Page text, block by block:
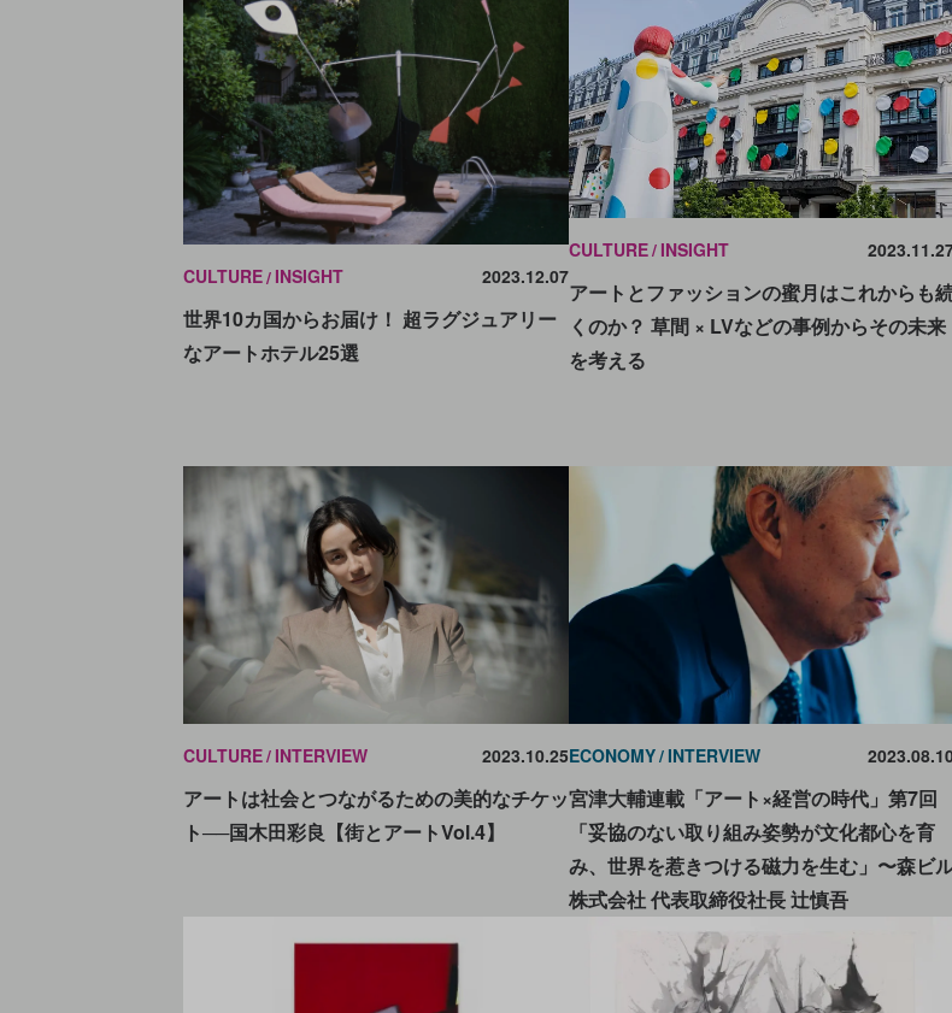
CULTURE INSIGHT 2023.12.07
世界10カ国からお届け！ 超ラグジュアリー
なアートホテル25選
CULTURE INSIGHT
アートとファッションの蜜月はこれからも
くのか？ 草間 × LVなどの事例からその未来
を考える
CULTURE INTERVIEW 2023.10.25
アートは社会とつながるための美的なチケッ
ト──国木田彩良【街とアートVol.4】
ECONOMY INTERVIEW
宮津大輔連載「アート×経営の時代」第7回
「妥協のない取り組み姿勢が文化都心を育
み、世界を惹きつける磁力を生む」〜森ビ
株式会社 代表取締役社長 辻󠄀慎吾